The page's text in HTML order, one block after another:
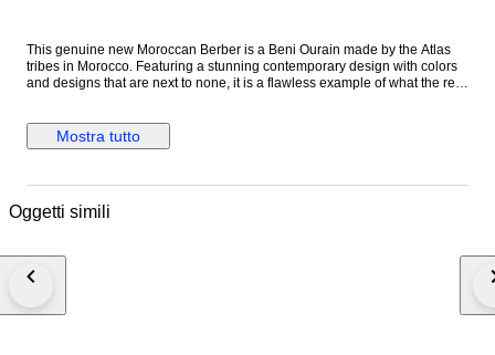
This genuine new Moroccan Berber is a Beni Ourain made by the Atlas
tribes in Morocco. Featuring a stunning contemporary design with colors
and designs that are next to none, it is a flawless example of what the real
New, very good Dimensions: approx. 306x202cm Pile: wool Waft: cotton
Shipping: UPS/FedEx/DHL Our carpets are all professionally cleaned and
Mostra tutto
Oggetti simili